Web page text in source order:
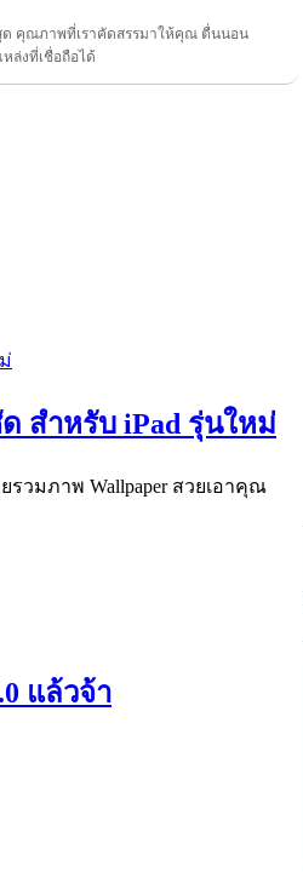
ด คุณภาพที่เราคัดสรรมาให้คุณ ตื่นนอน
ล่งที่เชื่อถือได้
สำหรับ iPad รุ่นใหม่
รวมภาพ Wallpaper สวยเอาคุณ
แล้วจ้า